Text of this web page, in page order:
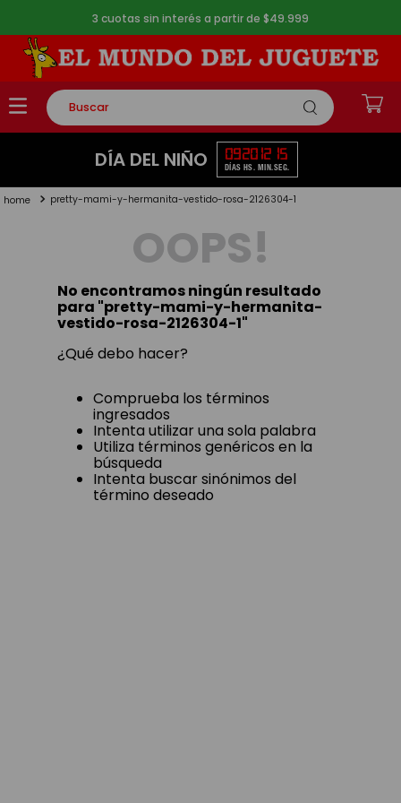
3 cuotas sin interés a partir de $49.999
Buscar
TÉRMINOS MÁS BUSCADOS
2.
lego
toy story
DÍA DEL NIÑO 09
DÍAS
20
HS.
12
MIN.
14
SEG.
pretty-mami-y-hermanita-vestido-rosa-2126304-1
OOPS!
No encontramos ningún resultado
para "pretty-mami-y-hermanita-
vestido-rosa-2126304-1"
¿Qué debo hacer?
Comprueba los términos
ingresados
Intenta utilizar una sola palabra
Utiliza términos genéricos en la
búsqueda
Intenta buscar sinónimos del
término deseado